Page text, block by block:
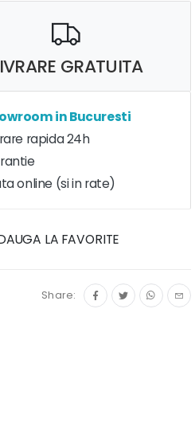
GRATUITA
in Bucuresti
rapida 24h
online (si in rate)
LA FAVORITE
Share: